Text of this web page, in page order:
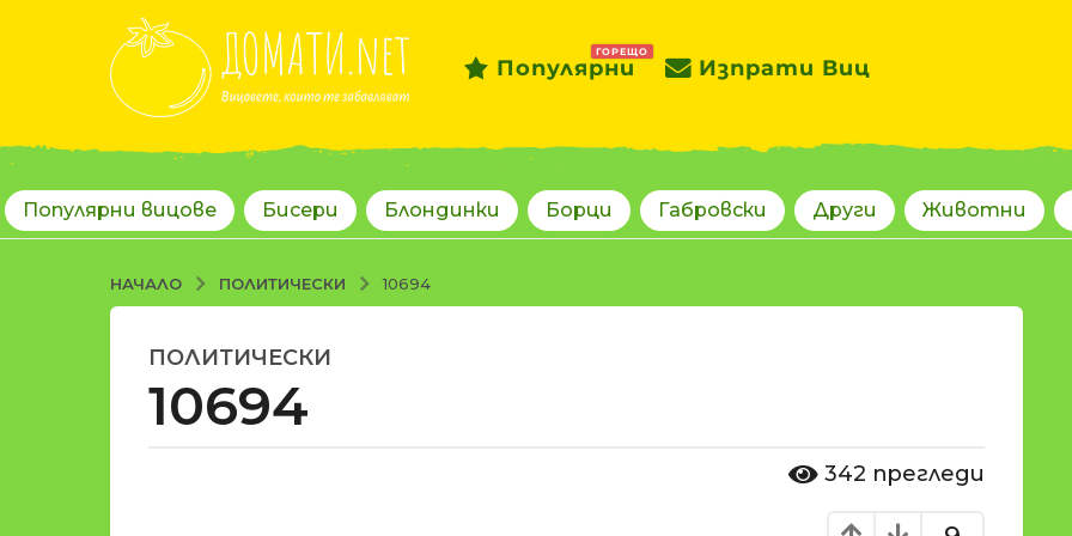
Популярни
ГОРЕЩО
Изпрати Виц
Популярни вицове Бисери Блондинки Борци Габровски Други Животни
НАЧАЛО ПОЛИТИЧЕСКИ 10694
1
8
ПОЛИТИЧЕСКИ
10694
342 прегледи